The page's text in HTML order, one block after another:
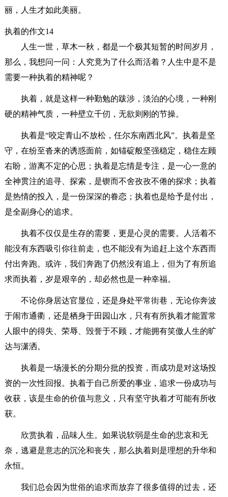
丽，人生才如此美丽。
执着的作文14
人生一世，草木一秋，都是一个极其短暂的时间岁月，
那么，我想问一问：人究竟为了什么而活着？人生中是不是
需要一种执着的精神呢？
执着，就是这样一种勤勉的跋涉，淡泊的心境，一种刚
硬的精神气质，一种壁立千仞，无欲则刚的节操。
执着是“咬定青山不放松，任尔东南西北风”。执着是坚
守，在纷至沓来的诱惑面前，如锚碇般坚强稳定，稳住左顾
右盼，游离不定的心思；执着是忘情是专注，是一心一意的
全神贯注的追寻、探索，是锲而不舍孜孜不倦的探求；执着
是热情的投入，是一份深深的眷恋；执着也是给予是付出，
是全副身心的追求。
执着不仅仅是生存的需要，更是心灵的需要。人活着不
能没有东西吸引你往前走，也不能没有为追赶上这个东西而
付出奔跑。或许，我们奔跑了仍然没有追上，但为了有所追
求而执着，岁是艰辛的，却必然也是一种幸福。
不论你身居达官显位，还是身处平常街巷，无论你奔波
于闹市通衢，还是栖身于田园山水，只有有所执着才能置常
人眼中的得失、荣辱、毁誉于不顾，才能拥有笑傲人生的旷
达与潇洒。
执着是一场漫长的分期分批的投资，而成功是对这场投
资的一次性回报。执着于自己所爱的事业，追求一份成功与
收获，该是生命的价值与意义，只有坚守执着才可能有所收
获。
欣赏执着，品味人生。如果说软弱是生命的悲哀和无
奈，逃避是意志的沉沦和丧失，那么执着则是理想的升华和
永恒。
我们总会因为世俗的追求而放弃了很多值得的过去，还